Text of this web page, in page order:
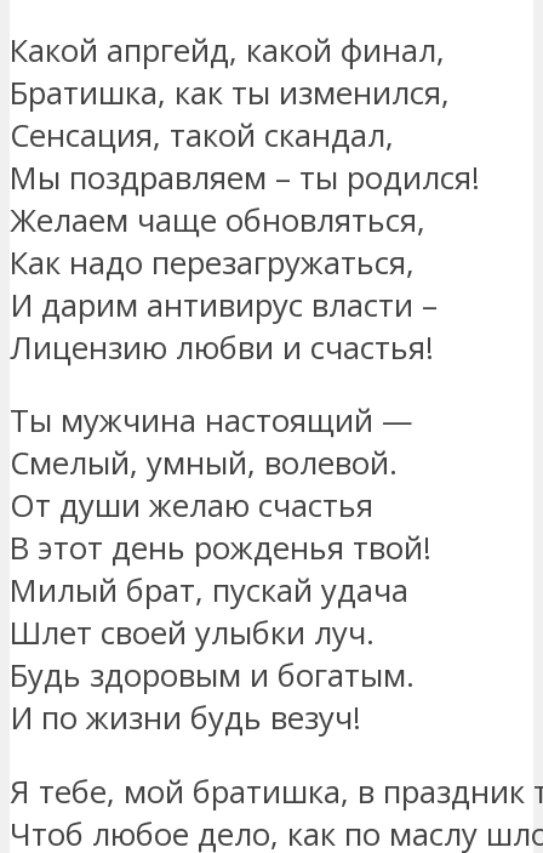
Какой апргейд, какой финал,
Братишка, как ты изменился,
Сенсация, такой скандал,
Мы поздравляем – ты родился!
Желаем чаще обновляться,
Как надо перезагружаться,
И дарим антивирус власти –
Лицензию любви и счастья!
Ты мужчина настоящий —
Смелый, умный, волевой.
От души желаю счастья
В этот день рожденья твой!
Милый брат, пускай удача
Шлет своей улыбки луч.
Будь здоровым и богатым.
И по жизни будь везуч!
Я тебе, мой братишка, в праздник
Чтоб любое дело, как по маслу